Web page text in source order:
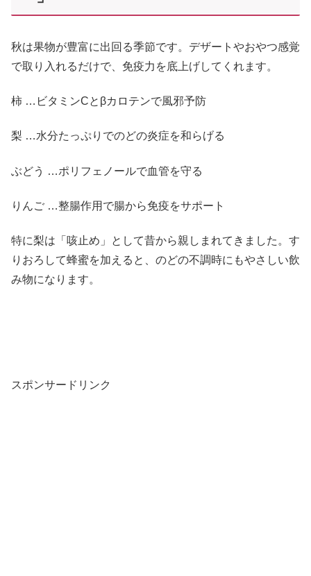
秋は果物が豊富に出回る季節です。デザートやおやつ感覚
で取り入れるだけで、免疫力を底上げしてくれます。
柿 …ビタミンCとβカロテンで風邪予防
梨 …水分たっぷりでのどの炎症を和らげる
ぶどう …ポリフェノールで血管を守る
りんご …整腸作用で腸から免疫をサポート
特に梨は「咳止め」として昔から親しまれてきました。す
りおろして蜂蜜を加えると、のどの不調時にもやさしい飲
み物になります。
スポンサードリンク